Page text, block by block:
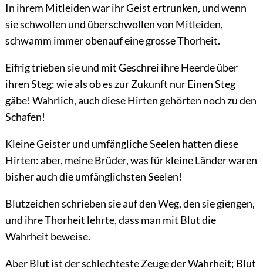
In ihrem Mitleiden war ihr Geist ertrunken, und wenn
sie schwollen und überschwollen von Mitleiden,
schwamm immer obenauf eine grosse Thorheit.
Eifrig trieben sie und mit Geschrei ihre Heerde über
ihren Steg: wie als ob es zur Zukunft nur Einen Steg
gäbe! Wahrlich, auch diese Hirten gehörten noch zu den
Schafen!
Kleine Geister und umfängliche Seelen hatten diese
Hirten: aber, meine Brüder, was für kleine Länder waren
bisher auch die umfänglichsten Seelen!
Blutzeichen schrieben sie auf den Weg, den sie giengen,
und ihre Thorheit lehrte, dass man mit Blut die
Wahrheit beweise.
Aber Blut ist der schlechteste Zeuge der Wahrheit; Blut